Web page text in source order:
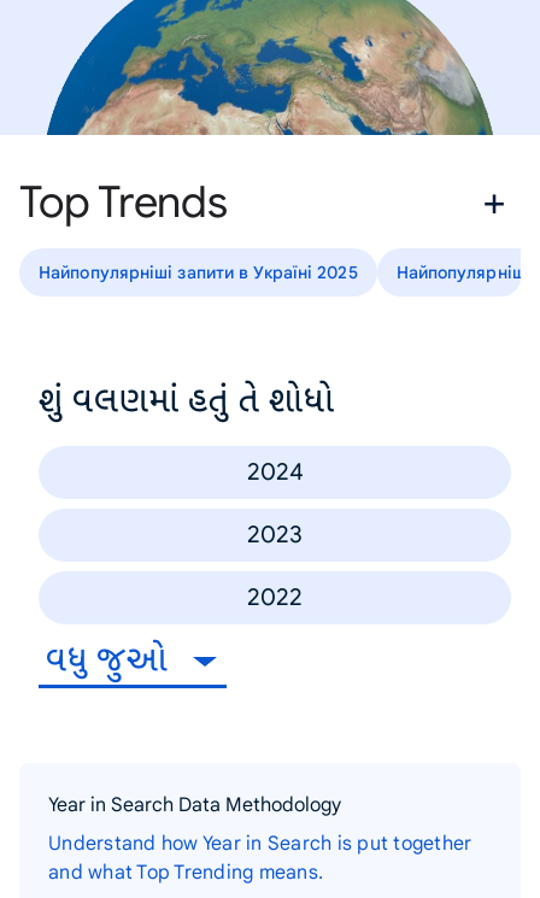
Top Trends
Найпопулярніші запити в Україні 2025 Найпопулярніші
શું વલણમાં હતું તે શોધો
2024
2023
2022
વધુ જુઓ
Year in Search Data Methodology
Understand how Year in Search is put together
and what Top Trending means.